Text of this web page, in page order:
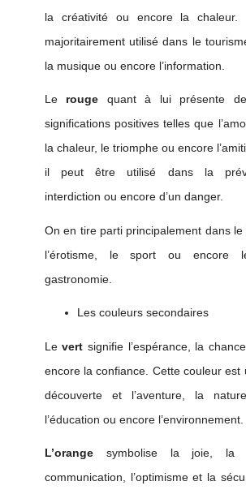
la créativité ou encore la chaleur.
majoritairement utilisé dans le
la musique ou encore l’information.
Le rouge quant à lui présente de
significations positives telles que
la chaleur, le triomphe ou encore
il peut être utilisé dans la
interdiction ou encore d’un danger.
On en tire parti principalement dans le
l’érotisme, le sport ou
gastronomie.
Les couleurs secondaires
L e vert signifie l’espérance, la
encore la confiance. Cette couleur est
découverte et l’aventure, la
l’éducation ou encore l’environnement.
L’orangesymbolise la joie, la
communication, l’optimisme et la